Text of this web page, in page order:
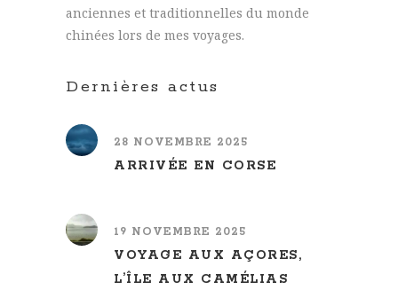
anciennes et traditionnelles du monde
chinées lors de mes voyages.
Dernières actus
28 NOVEMBRE 2025
ARRIVÉE EN CORSE
19 NOVEMBRE 2025
VOYAGE AUX AÇORES,
L’ÎLE AUX CAMÉLIAS